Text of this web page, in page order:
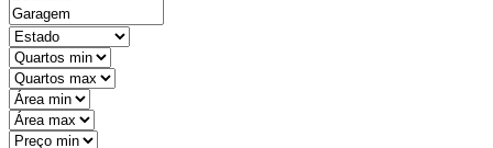
state
mintypo
maxtypo
minarea
maxarea
minprice